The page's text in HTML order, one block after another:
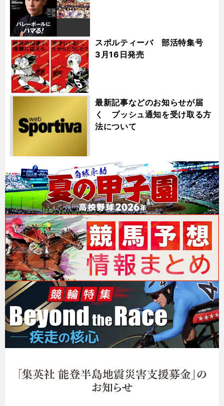
スポルティーバ 部活特集号
3月16日発売
最新記事などのお知らせが届
く プッシュ通知を受け取る方
法について